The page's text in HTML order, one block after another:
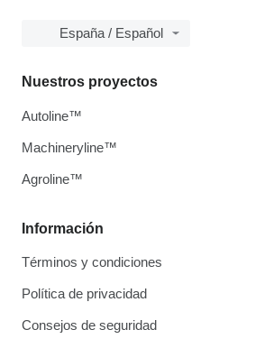
España / Español
Información
Términos y condiciones
Política de privacidad
Consejos de seguridad
Nuestros proyectos
Autoline™
Machineryline™
Agroline™